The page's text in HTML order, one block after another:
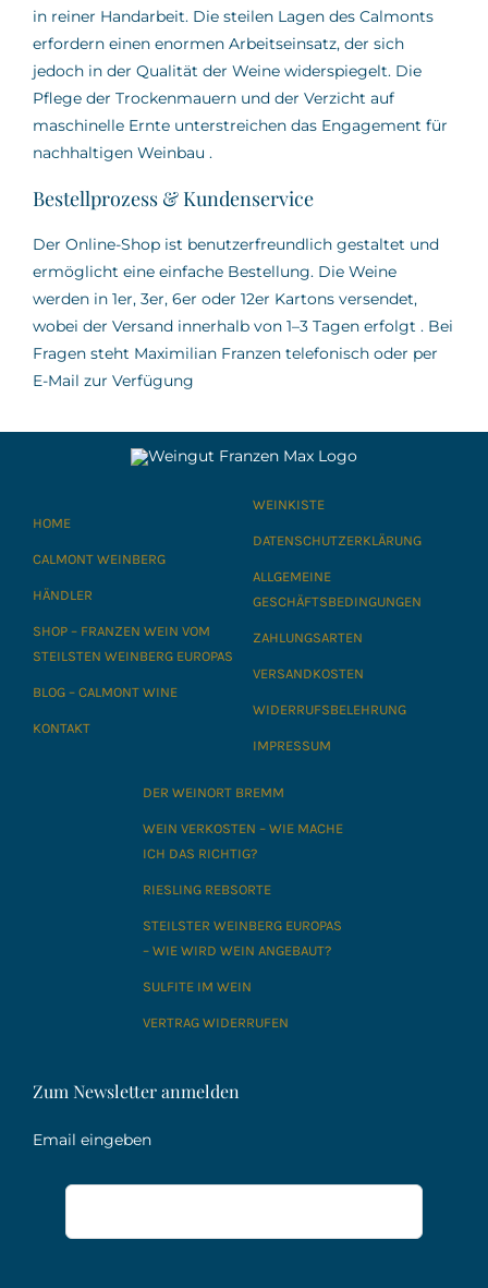
in reiner Handarbeit. Die steilen Lagen des Calmonts
erfordern einen enormen Arbeitseinsatz, der sich
jedoch in der Qualität der Weine widerspiegelt. Die
Pflege der Trockenmauern und der Verzicht auf
maschinelle Ernte unterstreichen das Engagement für
nachhaltigen Weinbau .
Bestellprozess & Kundenservice
Der Online-Shop ist benutzerfreundlich gestaltet und
ermöglicht eine einfache Bestellung. Die Weine
werden in 1er, 3er, 6er oder 12er Kartons versendet,
wobei der Versand innerhalb von 1–3 Tagen erfolgt . Bei
Fragen steht Maximilian Franzen telefonisch oder per
E-Mail zur Verfügung
HOME
CALMONT WEINBERG
HÄNDLER
SHOP – FRANZEN WEIN VOM
STEILSTEN WEINBERG EUROPAS
BLOG – CALMONT WINE
KONTAKT
WEINKISTE
DATENSCHUTZERKLÄRUNG
ALLGEMEINE
GESCHÄFTSBEDINGUNGEN
ZAHLUNGSARTEN
VERSANDKOSTEN
WIDERRUFSBELEHRUNG
IMPRESSUM
DER WEINORT BREMM
WEIN VERKOSTEN – WIE MACHE
ICH DAS RICHTIG?
RIESLING REBSORTE
STEILSTER WEINBERG EUROPAS
– WIE WIRD WEIN ANGEBAUT?
SULFITE IM WEIN
VERTRAG WIDERRUFEN
Zum Newsletter anmelden
Email eingeben